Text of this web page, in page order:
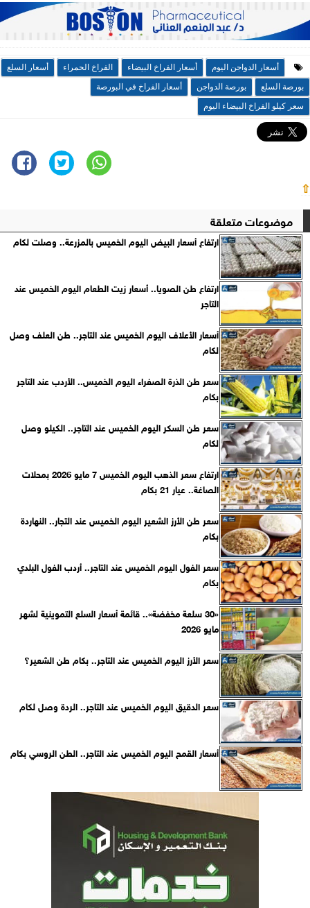
أسعار الدواجن اليوم أسعار الفراخ البيضاء الفراخ الحمراء
أسعار السلع
بورصة السلع
بورصة الدواجن
أسعار الفراخ في البورصة
سعر كيلو الفراخ البيضاء اليوم
⇧
موضوعات متعلقة
ارتفاع أسعار البيض اليوم الخميس بالمزرعة.. وصلت لكام
ارتفاع طن الصويا.. أسعار زيت الطعام اليوم الخميس عند
التاجر
أسعار الأعلاف اليوم الخميس عند التاجر.. طن العلف وصل
لكام
سعر طن الذرة الصفراء اليوم الخميس.. الأردب عند التاجر
بكام
سعر طن السكر اليوم الخميس عند التاجر.. الكيلو وصل
لكام
ارتفاع سعر الذهب اليوم الخميس 7 مايو 2026 بمحلات
الصاغة.. عيار 21 بكام
سعر طن الأرز الشعير اليوم الخميس عند التجار.. النهاردة
بكام
سعر الفول اليوم الخميس عند التاجر.. أردب الفول البلدي
بكام
«30 سلعة مخفضة».. قائمة أسعار السلع التموينية لشهر
مايو 2026
سعر الأرز اليوم الخميس عند التاجر.. بكام طن الشعير؟
سعر الدقيق اليوم الخميس عند التاجر.. الردة وصل لكام
أسعار القمح اليوم الخميس عند التاجر.. الطن الروسي بكام